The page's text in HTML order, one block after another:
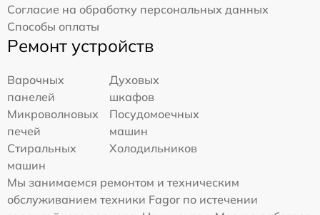
Согласие на обработку персональных данных
Способы оплаты
Ремонт устройств
Варочных
панелей
Духовых
шкафов
Микроволновых
печей
Посудомоечных
машин
Стиральных
машин
Холодильников
Мы занимаемся ремонтом и техническим
обслуживанием техники Fagor по истечении